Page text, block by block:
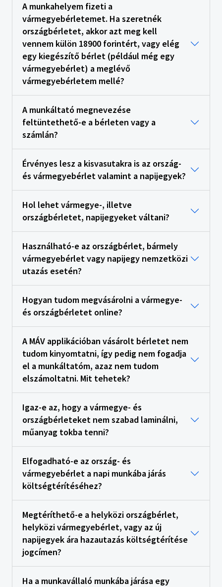
A munkahelyem fizeti a
vármegyebérletemet. Ha szeretnék
országbérletet, akkor azt meg kell
vennem külön 18900 forintért, vagy elég
egy kiegészítő bérlet (például még egy
vármegyebérlet) a meglévő
vármegyebérletem mellé?
A munkáltató megnevezése
feltüntethető-e a bérleten vagy a
számlán?
Érvényes lesz a kisvasutakra is az ország-
és vármegyebérlet valamint a napijegyek?
Hol lehet vármegye-, illetve
országbérletet, napijegyeket váltani?
Használható-e az országbérlet, bármely
vármegyebérlet vagy napijegy nemzetközi
utazás esetén?
Hogyan tudom megvásárolni a vármegye-
és országbérletet online?
A MÁV applikációban vásárolt bérletet nem
tudom kinyomtatni, így pedig nem fogadja
el a munkáltatóm, azaz nem tudom
elszámoltatni. Mit tehetek?
Igaz-e az, hogy a vármegye- és
országbérleteket nem szabad laminálni,
műanyag tokba tenni?
Elfogadható-e az ország- és
vármegyebérlet a napi munkába járás
költségtérítéséhez?
Megtéríthető-e a helyközi országbérlet,
helyközi vármegyebérlet, vagy az új
napijegyek ára hazautazás költségtérítése
jogcímen?
Ha a munkavállaló munkába járása egy